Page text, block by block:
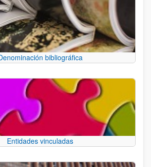
bibliográfica
Entidades vinculadas